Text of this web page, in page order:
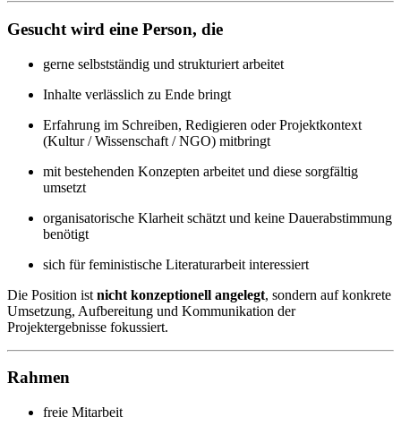
Gesucht wird eine Person, die
gerne selbstständig und strukturiert arbeitet
Inhalte verlässlich zu Ende bringt
Erfahrung im Schreiben, Redigieren oder Projektkontext
(Kultur / Wissenschaft / NGO) mitbringt
mit bestehenden Konzepten arbeitet und diese sorgfältig
umsetzt
organisatorische Klarheit schätzt und keine Dauerabstimmung
benötigt
sich für feministische Literaturarbeit interessiert
Die Position ist nicht konzeptionell angelegt, sondern auf konkrete
Umsetzung, Aufbereitung und Kommunikation der
Projektergebnisse fokussiert.
Rahmen
freie Mitarbeit